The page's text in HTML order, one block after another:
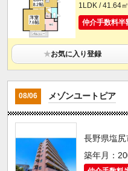
1LDK / 41.64
仲介手数料半
★お気に入り登録
08/06 メゾンユートピア
長野県塩尻
築年月：